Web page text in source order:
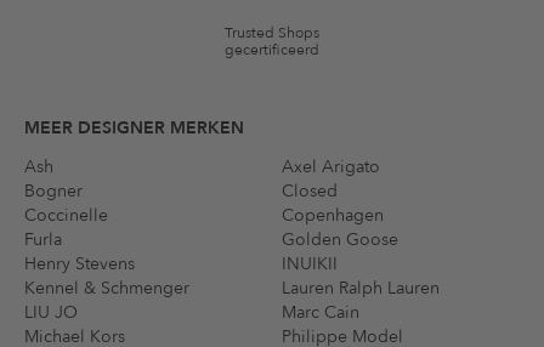
Trusted Shops
gecertificeerd
MEER DESIGNER MERKEN
Ash
Axel Arigato
Bogner
Closed
Coccinelle
Copenhagen
Furla
Golden Goose
Henry Stevens
INUIKII
Kennel & Schmenger
Lauren Ralph Lauren
LIU JO
Marc Cain
Michael Kors
Philippe Model